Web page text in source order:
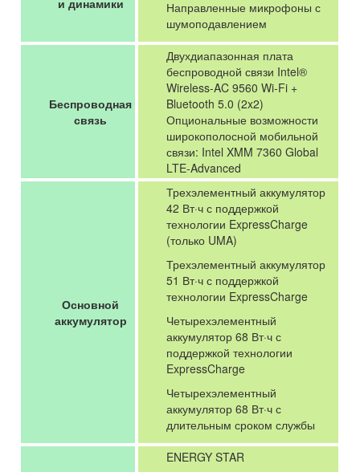
и динамики
Направленные микрофоны с
шумоподавлением
Беспроводная
связь
Двухдиапазонная плата
беспроводной связи Intel®
Wireless-AC 9560 Wi-Fi +
Bluetooth 5.0 (2x2)
Опциональные возможности
широкополосной мобильной
связи: Intel XMM 7360 Global
LTE-Advanced
Основной
аккумулятор
Трехэлементный аккумулятор
42 Вт·ч с поддержкой
технологии ExpressCharge
(только UMA)
Трехэлементный аккумулятор
51 Вт·ч с поддержкой
технологии ExpressCharge
Четырехэлементный
аккумулятор 68 Вт·ч с
поддержкой технологии
ExpressCharge
Четырехэлементный
аккумулятор 68 Вт·ч с
длительным сроком службы
ENERGY STAR